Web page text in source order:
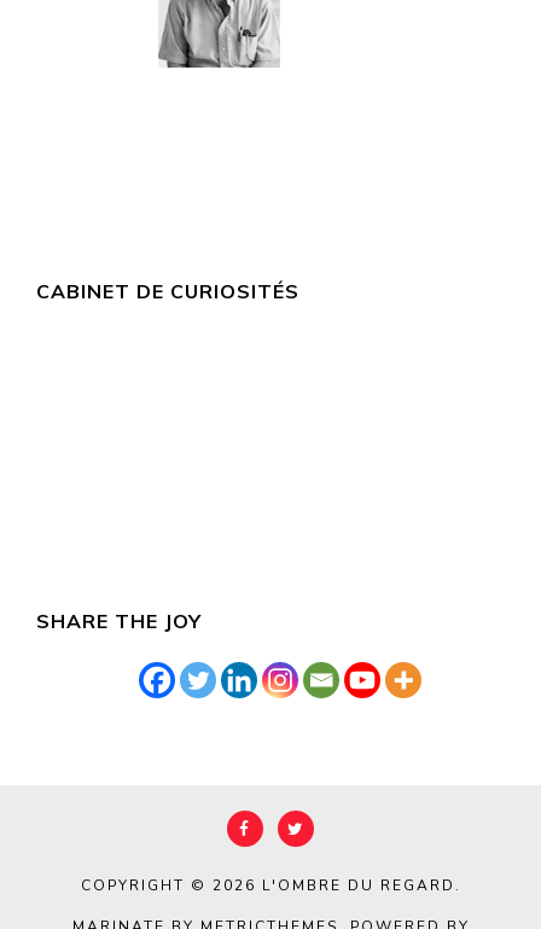
CABINET DE CURIOSITÉS
SHARE THE JOY
COPYRIGHT © 2026 L'OMBRE DU REGARD.